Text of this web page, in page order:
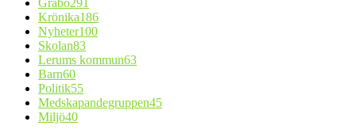
Krönika186
Nyheter100
Skolan83
Lerums kommun63
Barn60
Politik55
Medskapandegruppen45
Miljö40